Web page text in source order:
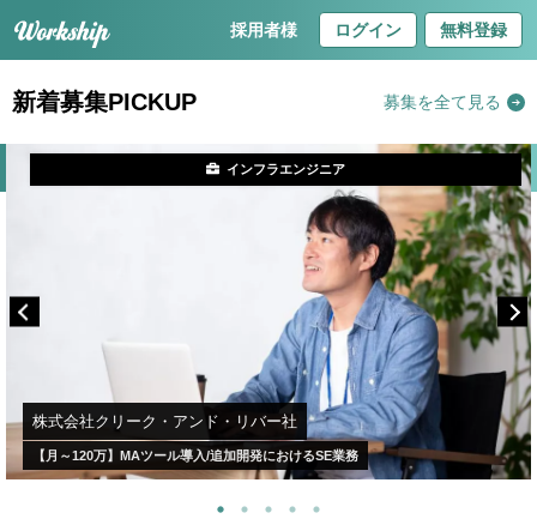
採用者様 ログイン 無料登録
新着募集PICKUP 募集を全て見る
株式会社クリーク・アンド・リバー社
【月～120万】MAツール導入/追加開発におけるSE業務
インフラエンジニア